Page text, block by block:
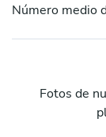
Número medio
Fotos de